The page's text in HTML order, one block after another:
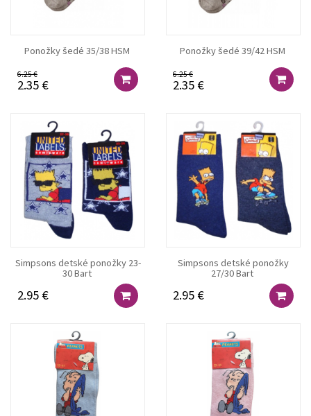
Ponožky šedé 35/38 HSM
6.25 €
2.35 €
Ponožky šedé 39/42 HSM
6.25 €
2.35 €
Simpsons detské ponožky 23-
30 Bart
2.95 €
Simpsons detské ponožky
27/30 Bart
2.95 €